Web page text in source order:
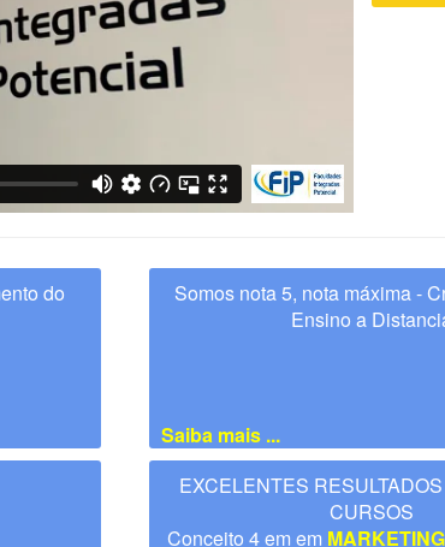
do
Somos nota 5, nota máxima -
Ensino a
Saiba mais ...
EXCELENTES
CURSOS
Conceito 4 em em MARKETING